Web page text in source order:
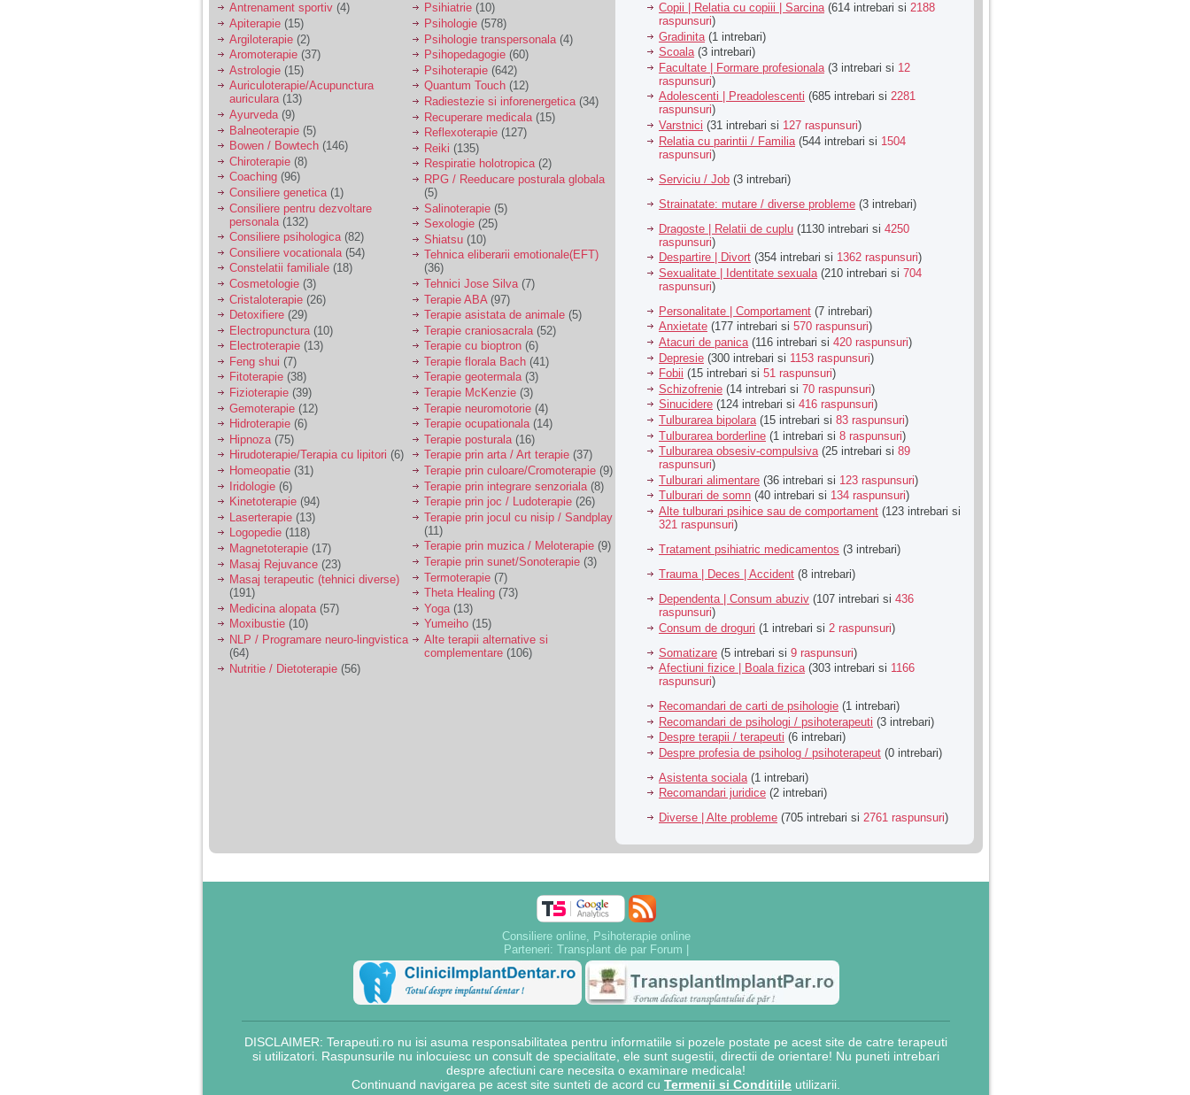
Antrenament sportiv (4)
Apiterapie (15)
Argiloterapie (2)
Aromoterapie (37)
Astrologie (15)
Auriculoterapie/Acupunctura
auriculara(13)
Ayurveda (9)
Balneoterapie (5)
Bowen / Bowtech (146)
Chiroterapie (8)
Coaching (96)
Consiliere genetica (1)
Consiliere pentru dezvoltare
personala (132)
Consiliere psihologica(82)
Consiliere vocationala (54)
Constelatii familiale (18)
Cosmetologie (3)
Cristaloterapie (26)
Detoxifiere (29)
Electropunctura (10)
Electroterapie (13)
Feng shui (7)
Fitoterapie (38)
Fizioterapie (39)
Gemoterapie (12)
Hidroterapie (6)
Hipnoza (75)
Hirudoterapie/Terapia cu lipitori (6)
Homeopatie (31)
Iridologie (6)
Kinetoterapie (94)
Laserterapie (13)
Logopedie (118)
Magnetoterapie (17)
Masaj Rejuvance (23)
Masaj terapeutic (tehnici diverse)
(191)
Medicina alopata (57)
Moxibustie (10)
NLP / Programare neuro-lingvistica
(64)
Nutritie / Dietoterapie (56)
Psihiatrie (10)
Psihologie (578)
Psihologie transpersonala (4)
Psihopedagogie (60)
Psihoterapie (642)
Quantum Touch (12)
Radiestezie si inforenergetica (34)
Recuperare medicala (15)
Reflexoterapie (127)
Reiki (135)
Respiratie holotropica(2)
RPG / Reeducare posturala globala
(5)
Salinoterapie (5)
Sexologie (25)
Shiatsu (10)
Tehnica eliberarii emotionale(EFT)
(36)
Tehnici Jose Silva (7)
Terapie ABA (97)
Terapie asistata de animale (5)
Terapie craniosacrala (52)
Terapie cu bioptron (6)
Terapie florala Bach (41)
Terapie geotermala(3)
Terapie McKenzie (3)
Terapie neuromotorie (4)
Terapie ocupationala(14)
Terapie posturala (16)
Terapie prin arta / Art terapie (37)
Terapie prin culoare/Cromoterapie (9)
Terapie prin integrare senzoriala (8)
Terapie prin joc / Ludoterapie (26)
Terapie prin jocul cu nisip / Sandplay
(11)
Terapie prin muzica / Meloterapie (9)
Terapie prin sunet/Sonoterapie (3)
Termoterapie (7)
Theta Healing (73)
Yoga (13)
Yumeiho (15)
Alte terapii alternative si
complementare (106)
Copii | Relatia cu copiii | Sarcina(614 intrebari si 2188
raspunsuri)
Gradinita (1 intrebari)
Scoala(3 intrebari)
Facultate | Formare profesionala (3 intrebari si 12
raspunsuri)
Adolescenti | Preadolescenti (685 intrebari si 2281
raspunsuri)
Varstnici (31 intrebari si 127 raspunsuri)
Relatia cu parintii / Familia (544 intrebari si 1504
raspunsuri)
Serviciu / Job (3 intrebari)
Strainatate: mutare / diverse probleme (3 intrebari)
Dragoste | Relatii de cuplu (1130 intrebari si 4250
raspunsuri)
Despartire | Divort (354 intrebari si 1362 raspunsuri)
Sexualitate | Identitate sexuala (210 intrebari si 704
raspunsuri)
Personalitate | Comportament (7 intrebari)
Anxietate (177 intrebari si 570 raspunsuri)
Atacuri de panica (116 intrebari si 420 raspunsuri)
Depresie (300 intrebari si 1153 raspunsuri)
Fobii (15 intrebari si 51 raspunsuri)
Schizofrenie (14 intrebari si 70 raspunsuri)
Sinucidere (124 intrebari si 416 raspunsuri)
Tulburarea bipolara (15 intrebari si 83 raspunsuri)
Tulburarea borderline (1 intrebari si 8 raspunsuri)
Tulburarea obsesiv-compulsiva(25 intrebari si 89
raspunsuri)
Tulburari alimentare (36 intrebari si 123 raspunsuri)
Tulburari de somn (40 intrebari si 134 raspunsuri)
Alte tulburari psihice sau de comportament (123 intrebari si
321 raspunsuri)
Tratament psihiatric medicamentos (3 intrebari)
Trauma | Deces | Accident (8 intrebari)
Dependenta | Consum abuziv (107 intrebari si 436
raspunsuri)
Consum de droguri (1 intrebari si 2 raspunsuri)
Somatizare (5 intrebari si 9 raspunsuri)
Afectiuni fizice | Boala fizica(303 intrebari si 1166
raspunsuri)
Recomandari de carti de psihologie (1 intrebari)
Recomandari de psihologi / psihoterapeuti (3 intrebari)
Despre terapii / terapeuti (6 intrebari)
Despre profesia de psiholog / psihoterapeut (0 intrebari)
Asistenta sociala (1 intrebari)
Recomandari juridice (2 intrebari)
Diverse | Alte probleme (705 intrebari si 2761 raspunsuri)
Consiliere online, Psihoterapie online
Parteneri: Transplant de par Forum
DISCLAIMER: Terapeuti.ro nu isi asuma responsabilitatea pentru informatiile si pozele postate pe acest site de catre terapeuti
si utilizatori. Raspunsurile nu inlocuiesc un consult de specialitate, ele sunt sugestii, directii de orientare! Nu puneti intrebari
despre afectiuni care necesita o examinare medicala!
Continuand navigarea pe acest site sunteti de acord cu Termenii si Conditiile utilizarii.